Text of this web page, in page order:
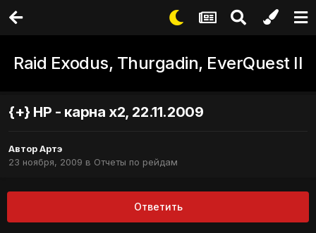
Raid Exodus, Thurgadin, EverQuest II
{+} НР - карна х2, 22.11.2009
АвторАртэ
23 ноября, 2009 в Отчеты по рейдам
Ответить